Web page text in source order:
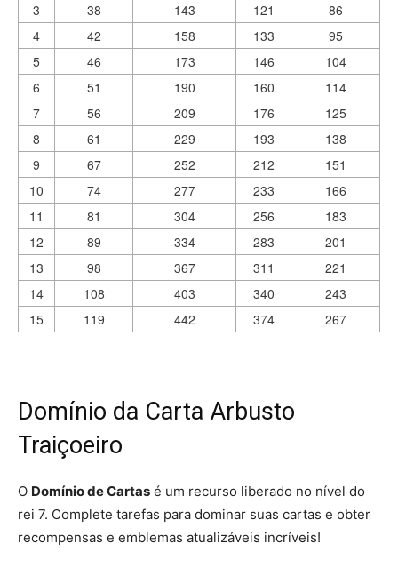
3 38 143 121
86
4
42 158 133
95
5
46 173 146
104
6
51 190 160
114
7
56 209 176
125
8
61 229 193
138
9
67 252 212
151
10
74 277 233
166
11
81 304 256
183
12
89 334 283
201
13
98 367 311
221
14
108 403 340
243
15
119 442 374 267
Domínio da Carta Arbusto
Traiçoeiro
O Domínio de Cartas é um recurso liberado no nível do
rei 7. Complete tarefas para dominar suas cartas e obter
recompensas e emblemas atualizáveis incríveis!